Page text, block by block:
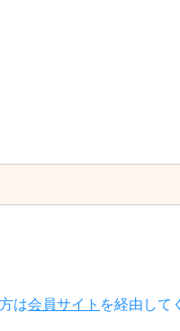
は会員サイト を経由して